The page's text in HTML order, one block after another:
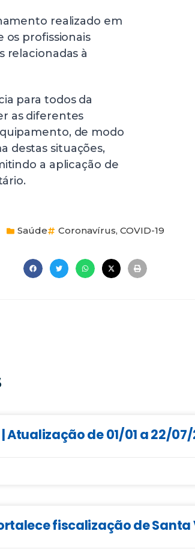
realizado em
os profissionais
relacionadas à
para todos da
as diferentes
de modo
destas situações,
a aplicação de
Saúde Coronavírus, COVID-19
de 01/01 a 22/
fiscalização de Santa